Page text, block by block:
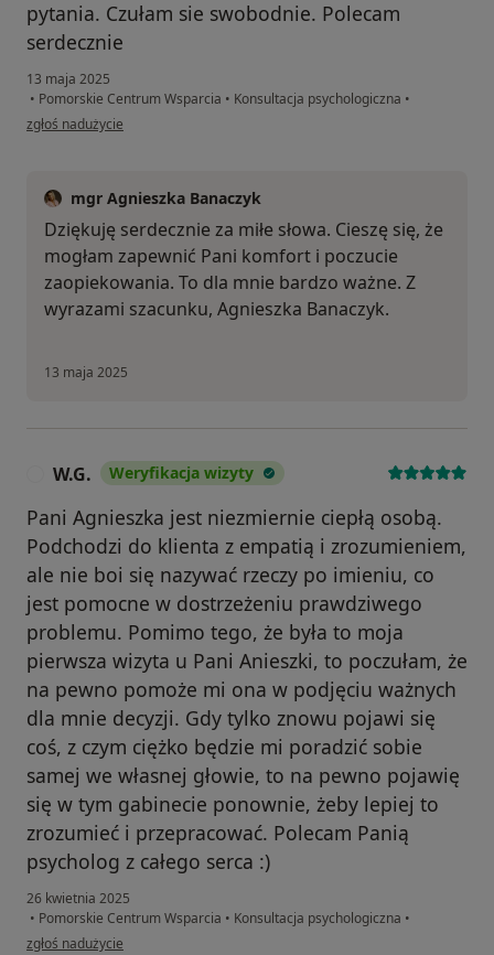
pytania. Czułam sie swobodnie. Polecam
serdecznie
13 maja 2025
• Pomorskie Centrum Wsparcia • Konsultacja psychologiczna •
w opinii użytkownika Monika
zgłoś nadużycie
mgr Agnieszka Banaczyk
Dziękuję serdecznie za miłe słowa. Cieszę się, że
mogłam zapewnić Pani komfort i poczucie
zaopiekowania. To dla mnie bardzo ważne. Z
wyrazami szacunku, Agnieszka Banaczyk.
13 maja 2025
W.G. Weryfikacja wizyty
Pani Agnieszka jest niezmiernie ciepłą osobą.
Podchodzi do klienta z empatią i zrozumieniem,
ale nie boi się nazywać rzeczy po imieniu, co
jest pomocne w dostrzeżeniu prawdziwego
problemu. Pomimo tego, że była to moja
pierwsza wizyta u Pani Anieszki, to poczułam, że
na pewno pomoże mi ona w podjęciu ważnych
dla mnie decyzji. Gdy tylko znowu pojawi się
coś, z czym ciężko będzie mi poradzić sobie
samej we własnej głowie, to na pewno pojawię
się w tym gabinecie ponownie, żeby lepiej to
zrozumieć i przepracować. Polecam Panią
psycholog z całego serca :)
26 kwietnia 2025
• Pomorskie Centrum Wsparcia • Konsultacja psychologiczna •
w opinii użytkownika W.G.
zgłoś nadużycie